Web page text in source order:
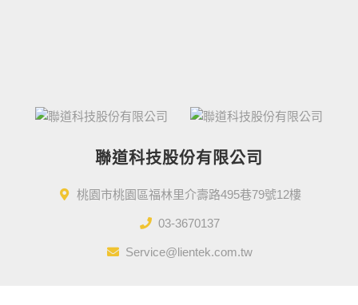
聯道科技股份有限公司
桃園市桃園區福林里介壽路495巷79號12樓
03-3670137
Service@lientek.com.tw